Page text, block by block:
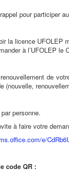
pour participer
la licence UFOLEP
à l’UFOLEP le
de
(nouvelle,
personne.
à faire votre
e/
code QR :